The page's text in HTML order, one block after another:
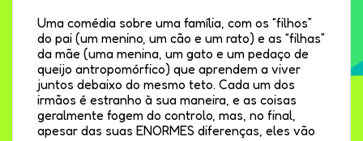
Uma comédia sobre uma família, com os “filhos”
do pai (um menino, um cão e um rato) e as “filhas”
da mãe (uma menina, um gato e um pedaço de
queijo antropomórfico) que aprendem a viver
juntos debaixo do mesmo teto. Cada um dos
irmãos é estranho à sua maneira, e as coisas
geralmente fogem do controlo, mas, no final,
apesar das suas ENORMES diferenças, eles vão